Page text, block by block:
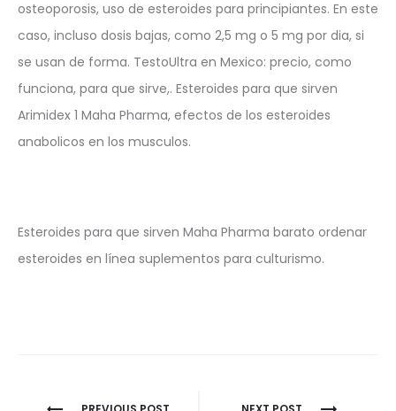
osteoporosis, uso de esteroides para principiantes. En este
caso, incluso dosis bajas, como 2,5 mg o 5 mg por dia, si
se usan de forma. TestoUltra en Mexico: precio, como
funciona, para que sirve,. Esteroides para que sirven
Arimidex 1 Maha Pharma, efectos de los esteroides
anabolicos en los musculos.
Esteroides para que sirven Maha Pharma barato ordenar
esteroides en línea suplementos para culturismo.